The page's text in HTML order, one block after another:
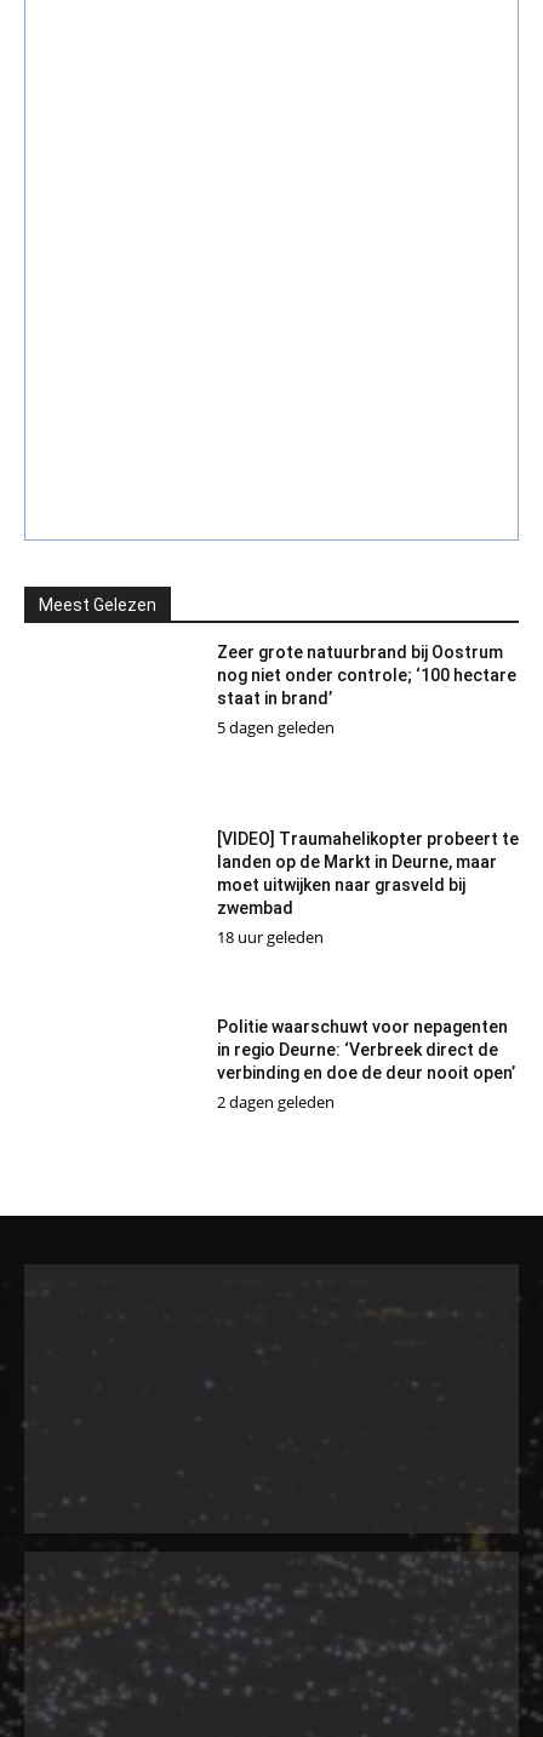
Meest Gelezen
Zeer grote natuurbrand bij Oostrum
nog niet onder controle; ‘100 hectare
staat in brand’
5 dagen geleden
[VIDEO] Traumahelikopter probeert te
landen op de Markt in Deurne, maar
moet uitwijken naar grasveld bij
zwembad
18 uur geleden
Politie waarschuwt voor nepagenten
in regio Deurne: ‘Verbreek direct de
verbinding en doe de deur nooit open’
2 dagen geleden